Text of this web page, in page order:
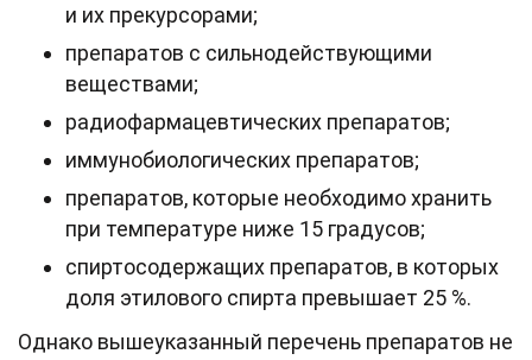
и их прекурсорами;
препаратов с сильнодействующими
веществами;
радиофармацевтических препаратов;
иммунобиологических препаратов;
препаратов, которые необходимо хранить
при температуре ниже 15 градусов;
спиртосодержащих препаратов, в которых
доля этилового спирта превышает 25 %.
Однако вышеуказанный перечень препаратов не